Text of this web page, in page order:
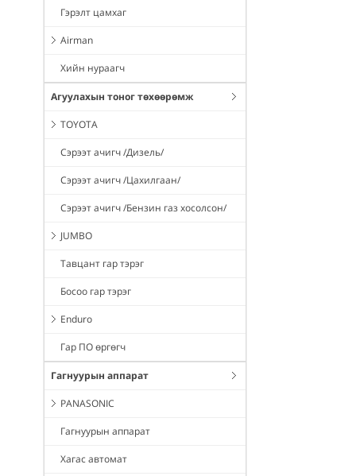
Гэрэлт цамхаг
Airman
Хийн нураагч
Агуулахын тоног төхөөрөмж
TOYOTA
Сэрээт ачигч /Дизель/
Сэрээт ачигч /Цахилгаан/
Сэрээт ачигч /Бензин газ хосолсон/
JUMBO
Тавцант гар тэрэг
Босоо гар тэрэг
Enduro
Гар ПО өргөгч
Гагнуурын аппарат
PANASONIC
Гагнуурын аппарат
Хагас автомат